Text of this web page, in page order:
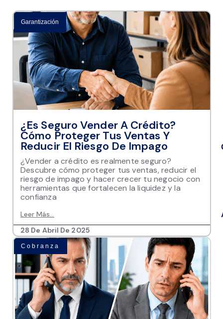
Garantización
¿Es Seguro Vender A Crédito?
Cómo Proteger Tus Ventas Y
Reducir El Riesgo De Impago
¿Vender a crédito es realmente seguro?
Descubre cómo proteger tus ventas, reducir el
riesgo de impago y hacer crecer tu negocio con
herramientas que fortalecen la liquidez y la
confianza
Leer Más...
28 De Abril De 2025
Cobranza